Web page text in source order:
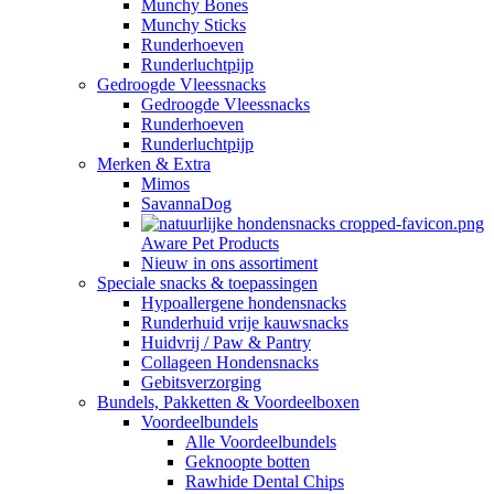
Munchy Bones
Munchy Sticks
Runderhoeven
Runderluchtpijp
Gedroogde Vleessnacks
Gedroogde Vleessnacks
Runderhoeven
Runderluchtpijp
Merken & Extra
Mimos
SavannaDog
Aware Pet Products
Nieuw in ons assortiment
Speciale snacks & toepassingen
Hypoallergene hondensnacks
Runderhuid vrije kauwsnacks
Huidvrij / Paw & Pantry
Collageen Hondensnacks
Gebitsverzorging
Bundels, Pakketten & Voordeelboxen
Voordeelbundels
Alle Voordeelbundels
Geknoopte botten
Rawhide Dental Chips